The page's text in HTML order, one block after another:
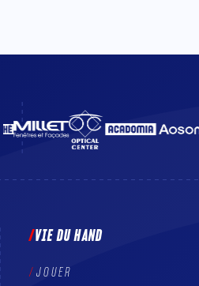
VIE DU HAND
JOUER